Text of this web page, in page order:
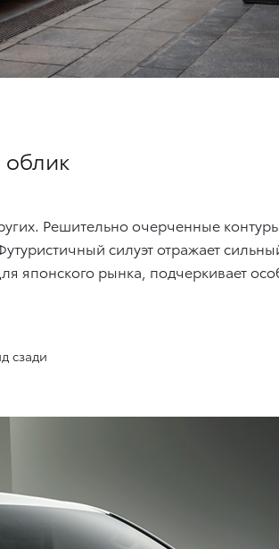
Решительно очерченные
силуэт отражает
японского рынка, подчеркивает
сзади